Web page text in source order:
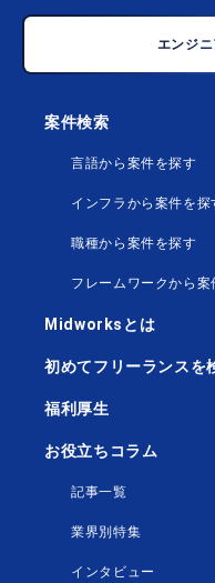
エンジ
案件検索
言語から案件を探す
インフラから案件を探
職種から案件を探す
フレームワークから案
Midworksとは
初めてフリーランスを
福利厚生
お役立ちコラム
記事一覧
業界別特集
インタビュー